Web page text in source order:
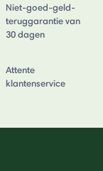
Niet-goed-geld-
teruggarantie van
30 dagen
Attente
klantenservice